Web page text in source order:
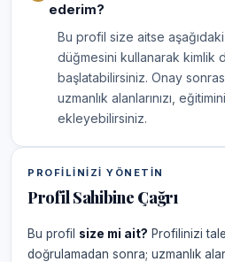
ederim?
Bu profil size aitse aşağıdaki
düğmesini kullanarak kimlik
başlatabilirsiniz. Onay
uzmanlık alanlarınızı,
ekleyebilirsiniz.
PROFILINIZI YÖNETIN
Profil Sahibine Çağrı
Bu profil size mi ait? Profilinizi
doğrulamadan sonra; uzmanlık